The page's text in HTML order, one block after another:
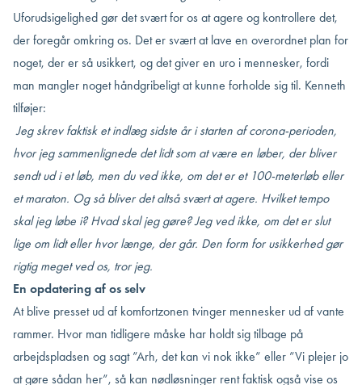
Uforudsigelighed gør det svært for os at agere og kontrollere det,
der foregår omkring os. Det er svært at lave en overordnet plan for
noget, der er så usikkert, og det giver en uro i mennesker, fordi
man mangler noget håndgribeligt at kunne forholde sig til. Kenneth
tilføjer:
Jeg skrev faktisk et indlæg sidste år i starten af corona-perioden,
hvor jeg sammenlignede det lidt som at være en løber, der bliver
sendt ud i et løb, men du ved ikke, om det er et 100-meterløb eller
et maraton. Og så bliver det altså svært at agere. Hvilket tempo
skal jeg løbe i? Hvad skal jeg gøre? Jeg ved ikke, om det er slut
lige om lidt eller hvor længe, der går. Den form for usikkerhed gør
rigtig meget ved os, tror jeg.
En opdatering af os selv
At blive presset ud af komfortzonen tvinger mennesker ud af vante
rammer. Hvor man tidligere måske har holdt sig tilbage på
arbejdspladsen og sagt ”Arh, det kan vi nok ikke” eller ”Vi plejer jo
at gøre sådan her”, så kan nødløsninger rent faktisk også vise os